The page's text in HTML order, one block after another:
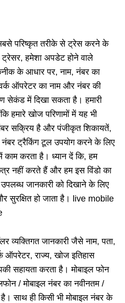
परिष्कृत तरीके से ट्रेस करने के
ट्रेसर, हमेशा अपडेट होने वाले
के आधार पर, नाम, नंबर का
ऑपरेटर का नाम और नंबर की
सेकंड में दिखा सकता है। हमारी
हमारे खोज परिणामों में यह भी
सक्रिय है और पंजीकृत शिकायतें,
नंबर ट्रैकिंग टूल उपयोग करने के लिए
करता है। ध्यान दें कि, हम
नहीं करते हैं और हम इस विंडो का
जानकारी को दिखाने के लिए
सुरक्षित हो जाता है। live mobile
व्यक्तिगत जानकारी जैसे नाम, पता,
ऑपरेटर, राज्य, खोज इतिहास
सहायता करता है। मोबाइल फोन
/ मोबाइल नंबर का नवीनतम /
है। साथ ही किसी भी मोबाइल नंबर के